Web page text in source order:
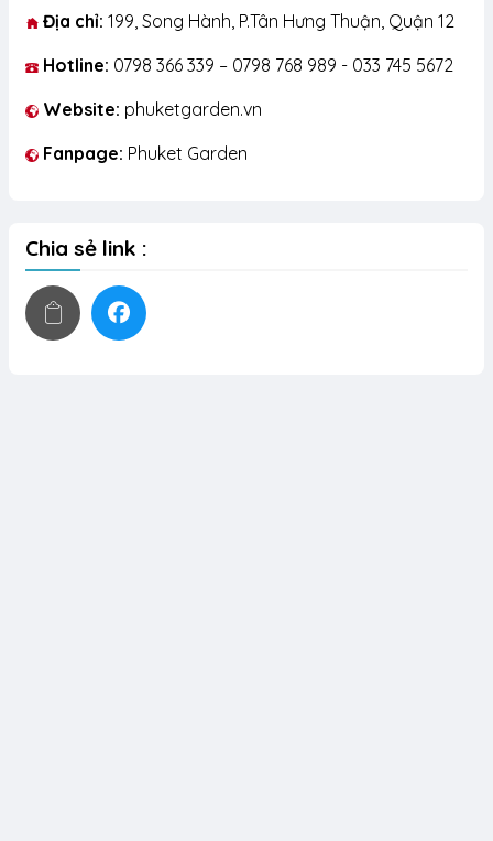
Địa chỉ: 199, Song Hành, P.Tân Hưng Thuận, Quận 12
Hotline: 0798 366 339 – 0798 768 989 - 033 745 5672
Website: phuketgarden.vn
Fanpage: Phuket Garden
Chia sẻ link :